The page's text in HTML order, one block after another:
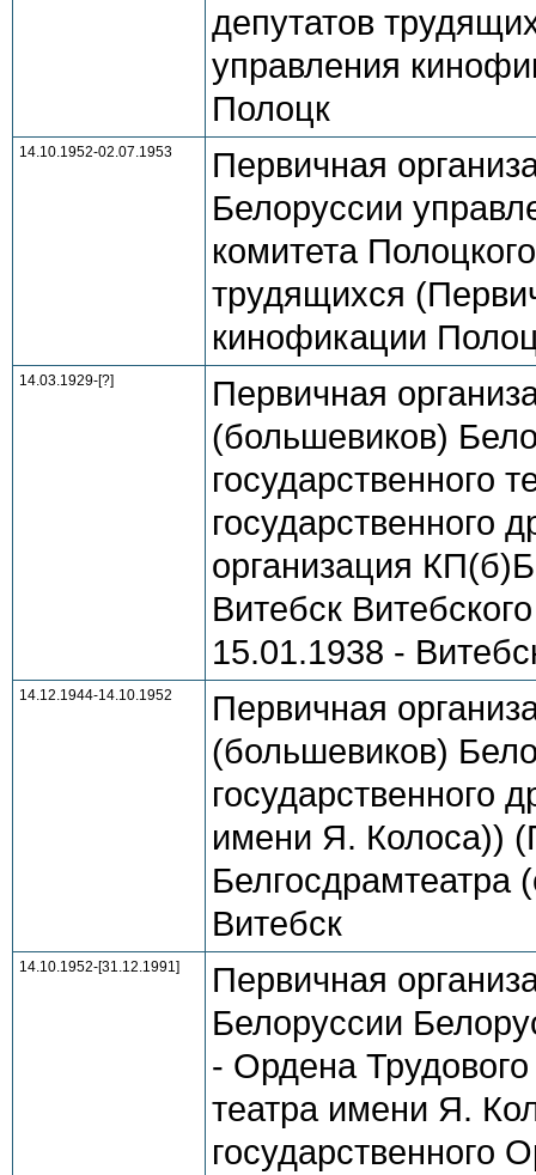
депутатов
управления
Полоцк
14.10.1952-02.07.1953
Первичная
Белоруссии
комитета
трудящихся
кинофикации
14.03.1929-[?]
Первичная
(большевиков)
государственного
государственного
организация
Витебск
15.01.1938 -
14.12.1944-14.10.1952
Первичная
(большевиков)
государственного
имени Я. Колоса))
Белгосдрамтеатра
Витебск
14.10.1952-[31.12.1991]
Первичная
Белоруссии
- Ордена
театра имени Я.
государственного